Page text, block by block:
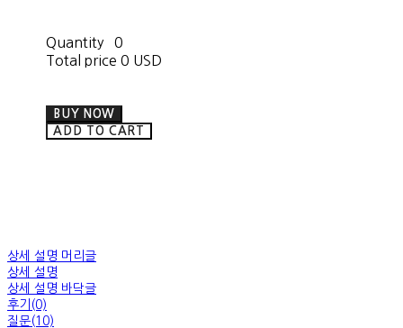
Quantity
0
Total price 0 USD
BUY NOW
ADD TO CART
상세 설명 머리글
상세 설명
상세 설명 바닥글
후기(0)
질문(10)